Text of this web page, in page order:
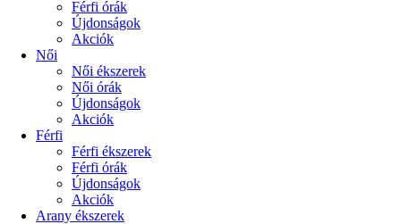
Férfi órák
Újdonságok
Akciók
Női
Női ékszerek
Női órák
Újdonságok
Akciók
Férfi
Férfi ékszerek
Férfi órák
Újdonságok
Akciók
Arany ékszerek